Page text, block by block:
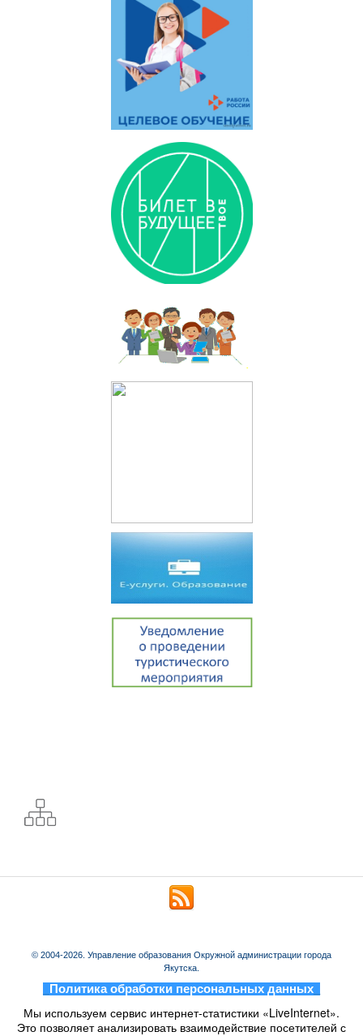
© 2004-2026. Управление образования Окружной администрации города
Якутска.
Политика обработки персональных данных
Мы используем сервис интернет-статистики «LiveInternet».
Это позволяет анализировать взаимодействие посетителей с